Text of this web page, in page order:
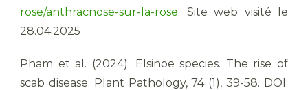
rose/anthracnose-sur-la-rose. Site web visité le
28.04.2025
Pham et al. (2024). Elsinoe species. The rise of
scab disease. Plant Pathology, 74 (1), 39-58. DOI: